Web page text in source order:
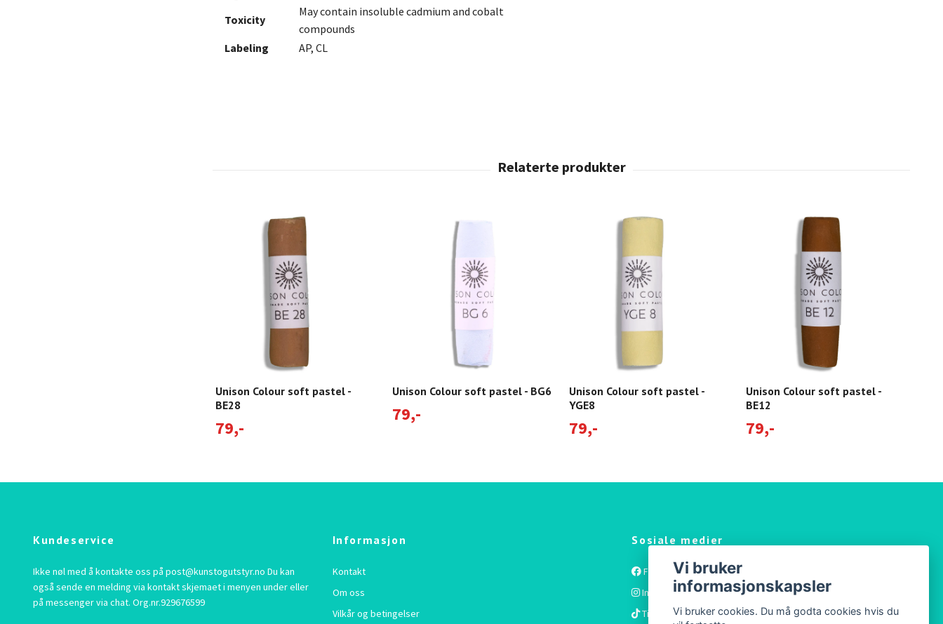
Toxicity
May contain insoluble cadmium and cobalt
compounds
Labeling
AP, CL
Unison Colour soft pastel -
BE28
79,-
Unison Colour soft pastel - BG6
79,-
Unison Colour soft pastel -
YGE8
79,-
Unison Colour soft pastel -
BE12
79,-
Kundeservice
Ikke nøl med å kontakte oss på post@kunstogutstyr.no Du kan
også sende en melding via kontakt skjemaet i menyen under eller
på messenger via chat. Org.nr.929676599
Informasjon
Kontakt
Om oss
Vilkår og betingelser
Sosiale medier
Facebook
Instagram
Tiktok
Vi bruker
informasjonskapsler
Vi bruker cookies. Du må godta cookies hvis du